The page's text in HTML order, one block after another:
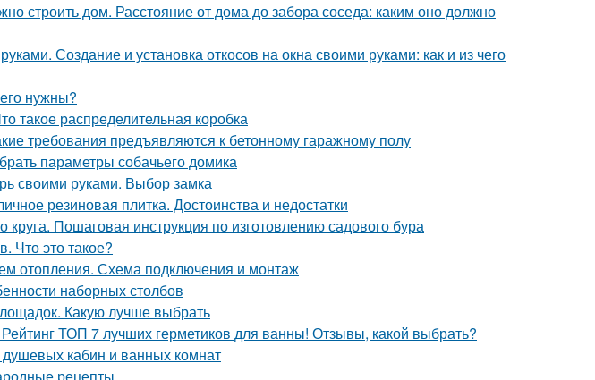
строить дом. Расстояние от дома до забора соседа: каким оно должно
Создание и установка откосов на окна своими руками: как и из чего
нужны?
такое распределительная коробка
требования предъявляются к бетонному гаражному полу
параметры собачьего домика
своими руками. Выбор замка
резиновая плитка. Достоинства и недостатки
круга. Пошаговая инструкция по изготовлению садового бура
Что это такое?
отопления. Схема подключения и монтаж
наборных столбов
Какую лучше выбрать
ТОП 7 лучших герметиков для ванны! Отзывы, какой выбрать?
кабин и ванных комнат